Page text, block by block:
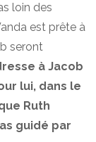
loin des
est prête à
seront
à Jacob
lui, dans le
Ruth
guidé par